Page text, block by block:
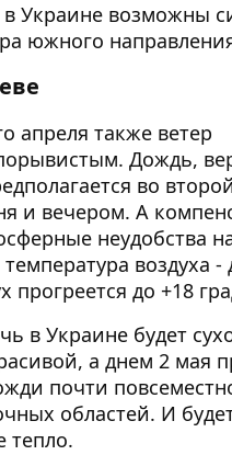
в Украине возможны
южного
апреля также ветер
Дождь,
во второй
и вечером. А
неудобства
воздуха -
прогреется до +18
в Украине будет
а днем ​​2 мая
почти
областей. И
тепло.